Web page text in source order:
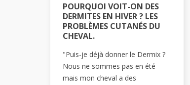
POURQUOI VOIT-ON DES
DERMITES EN HIVER ? LES
PROBLÈMES CUTANÉS DU
CHEVAL.
"Puis-je déjà donner le Dermix ?
Nous ne sommes pas en été
mais mon cheval a des